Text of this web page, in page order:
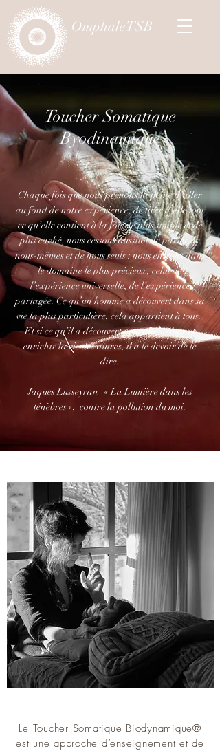
OmphaleTSB
Toucher Somatique
Byodinamique
Chaque fois que nous prenons la peine d’aller
au fond de notre expérience, de tirer d’elle tout
ce qu’elle contient à la fois de plus simple et de
plus caché, nous cessons aussitôt de parler de
nous-mêmes et de nous seuls : nous entrons dans
le domaine le plus précieux, celui de
l’expérience universelle, de l’expérience
partagée. Ce qu’un homme a découvert dans sa
vie la plus particulière, cela appartient à tous.
Et si ce qu’il a découvert peut augmenter et
enrichir la vie des autres, il a le devoir de le
dire.
Jaques Lusseyran « La Lumière dans les
ténèbres », contre la pollution du moi.
Le Toucher Somatique Biodynamique®
est une approche d’enseignement et de